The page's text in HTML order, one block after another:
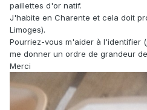
paillettes d'or natif.
J'habite en Charente et cela doit
Limoges).
Pourriez-vous m'aider à l'identifier
me donner un ordre de grandeur
Merci